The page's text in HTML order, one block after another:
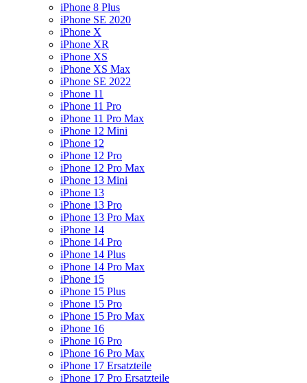
iPhone 8 Plus
iPhone SE 2020
iPhone X
iPhone XR
iPhone XS
iPhone XS Max
iPhone SE 2022
iPhone 11
iPhone 11 Pro
iPhone 11 Pro Max
iPhone 12 Mini
iPhone 12
iPhone 12 Pro
iPhone 12 Pro Max
iPhone 13 Mini
iPhone 13
iPhone 13 Pro
iPhone 13 Pro Max
iPhone 14
iPhone 14 Pro
iPhone 14 Plus
iPhone 14 Pro Max
iPhone 15
iPhone 15 Plus
iPhone 15 Pro
iPhone 15 Pro Max
iPhone 16
iPhone 16 Pro
iPhone 16 Pro Max
iPhone 17 Ersatzteile
iPhone 17 Pro Ersatzteile